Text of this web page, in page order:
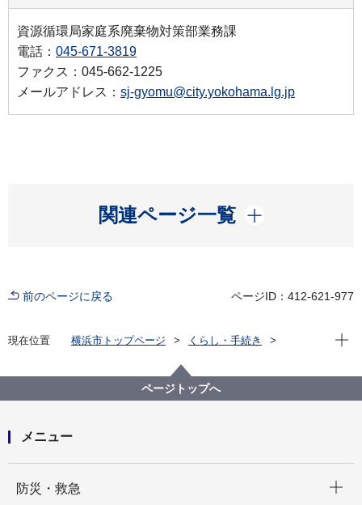
資源循環局家庭系廃棄物対策部業務課
電話： 045-671-3819
ファクス：045-662-1225
メールアドレス： sj-gyomu@city.yokohama.lg.jp
関連ページ一覧
開く
前のページに戻る ページID：412-621-977
現在位置 横浜市トップページ
くらし・手続き
ごみと資源の分け方・出し方
市では収集できないもの
石綿（アスベスト）を含有する珪藻土製品について
現在
ページトップへ
メニュー
防災・救急